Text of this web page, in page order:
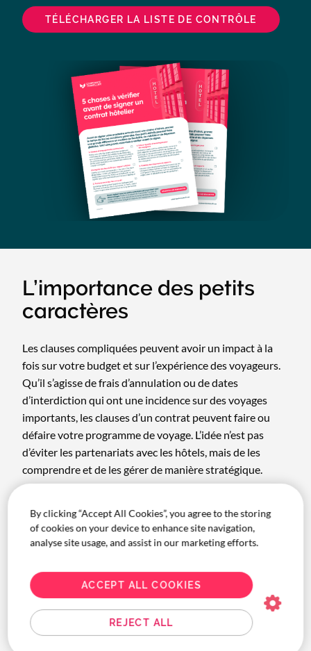
TÉLÉCHARGER LA LISTE DE CONTRÔLE
L’importance des petits
caractères
Les clauses compliquées peuvent avoir un impact à la
fois sur votre budget et sur l’expérience des voyageurs.
Qu’il s’agisse de frais d’annulation ou de dates
d’interdiction qui ont une incidence sur des voyages
importants, les clauses d’un contrat peuvent faire ou
défaire votre programme de voyage. L’idée n’est pas
d’éviter les partenariats avec les hôtels, mais de les
comprendre et de les gérer de manière stratégique.
de biotechnologie. Ses équipes réservaient des
chambres dans plus de 40 hôtels à Boston et
Cambridge, chaque filiale fonctionnant de manière
supervision limitée et des rapports éparpillés.
Avec l’aide de Corporate Traveller, l’entreprise a
consolidé son programme en sélectionnant neuf hôtels,
By clicking “Accept All Cookies”, you agree to the storing
of cookies on your device to enhance site navigation,
analyse site usage, and assist in our marketing efforts.
REJECT ALL
ACCEPT ALL COOKIES